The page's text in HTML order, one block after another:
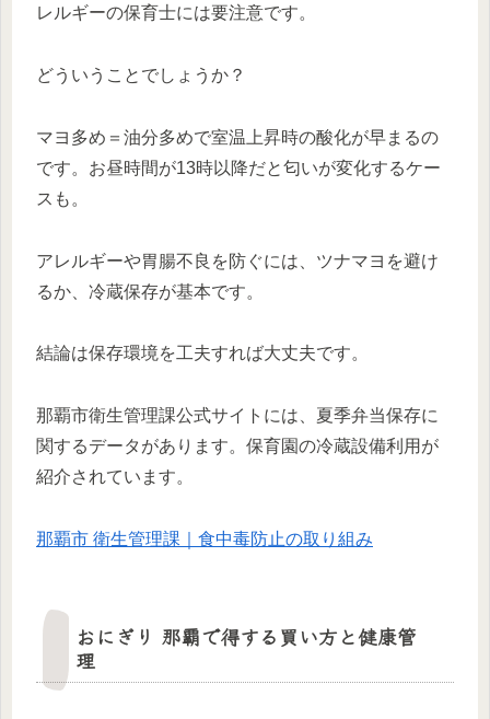
レルギーの保育士には要注意です。
どういうことでしょうか？
マヨ多め＝油分多めで室温上昇時の酸化が早まるの
です。お昼時間が13時以降だと匂いが変化するケー
スも。
アレルギーや胃腸不良を防ぐには、ツナマヨを避け
るか、冷蔵保存が基本です。
結論は保存環境を工夫すれば大丈夫です。
那覇市衛生管理課公式サイトには、夏季弁当保存に
関するデータがあります。保育園の冷蔵設備利用が
紹介されています。
那覇市 衛生管理課｜食中毒防止の取り組み
おにぎり 那覇で得する買い方と健康管
理